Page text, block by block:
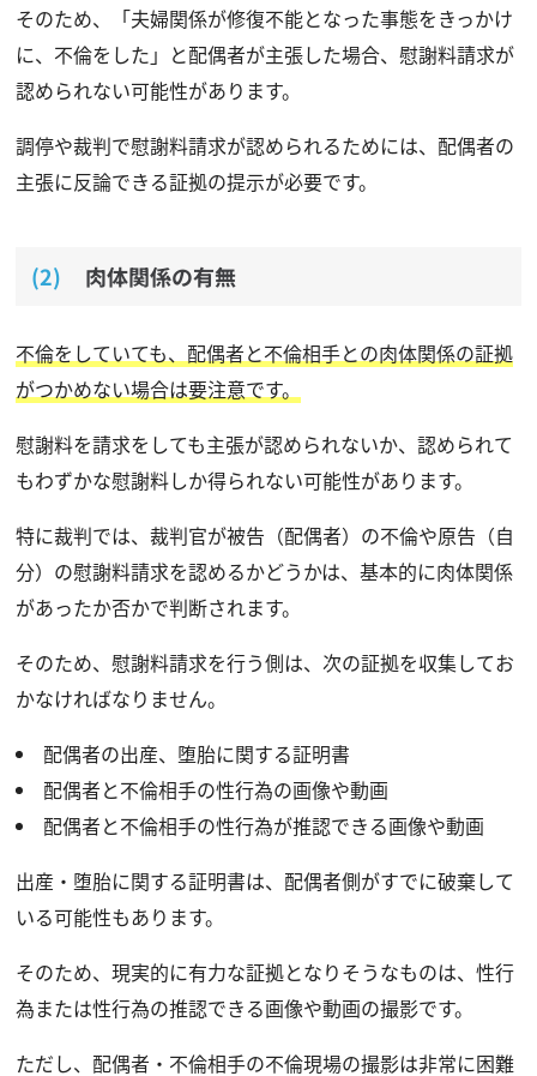
そのため、「夫婦関係が修復不能となった事態をきっかけ
に、不倫をした」と配偶者が主張した場合、慰謝料請求が
認められない可能性があります。
調停や裁判で慰謝料請求が認められるためには、配偶者の
主張に反論できる証拠の提示が必要です。
肉体関係の有無
不倫をしていても、配偶者と不倫相手との肉体関係の証拠
がつかめない場合は要注意です。
慰謝料を請求をしても主張が認められないか、認められて
もわずかな慰謝料しか得られない可能性があります。
特に裁判では、裁判官が被告（配偶者）の不倫や原告（自
分）の慰謝料請求を認めるかどうかは、基本的に肉体関係
があったか否かで判断されます。
そのため、慰謝料請求を行う側は、次の証拠を収集してお
かなければなりません。
配偶者の出産、堕胎に関する証明書
配偶者と不倫相手の性行為の画像や動画
配偶者と不倫相手の性行為が推認できる画像や動画
出産・堕胎に関する証明書は、配偶者側がすでに破棄して
いる可能性もあります。
そのため、現実的に有力な証拠となりそうなものは、性行
為または性行為の推認できる画像や動画の撮影です。
ただし、配偶者・不倫相手の不倫現場の撮影は非常に困難